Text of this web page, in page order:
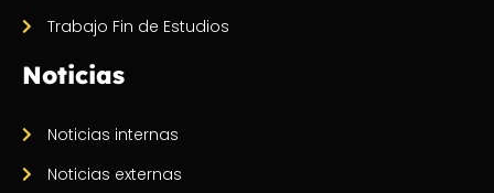
Trabajo Fin de Estudios
Noticias
Noticias internas
Noticias externas